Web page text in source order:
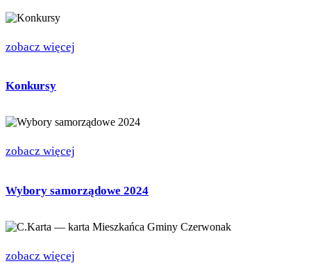
zobacz więcej
Konkursy
zobacz więcej
Wybory samorządowe 2024
zobacz więcej